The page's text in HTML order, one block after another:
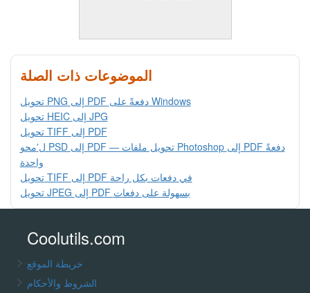
الموضوعات ذات الصلة
تحويل PNG إلى PDF دفعةً على Windows
تحويل HEIC إلى JPG
تحويل TIFF إلى PDF
محوʼل PSD إلى PDF — تحويل ملفات Photoshop إلى PDF دفعةً
واحدة
تحويل TIFF إلى PDF في دفعات بكل راحة
تحويل JPEG إلى PDF بسهولة على دفعات
Coolutils.com
خريطة الموقع
الشروط والأحكام